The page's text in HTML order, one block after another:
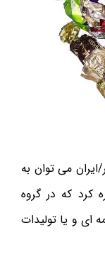
ایران می توان به
کرد که در گروه
ای و یا تولیدات